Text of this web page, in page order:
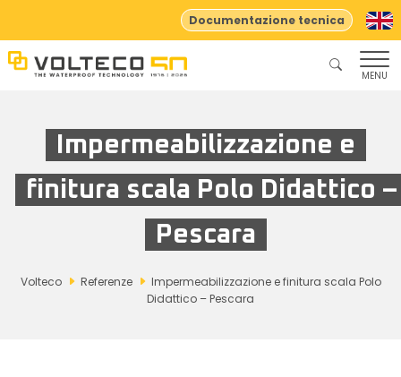
Documentazione tecnica
MENU
Impermeabilizzazione e
finitura scala Polo Didattico –
Pescara
Volteco Referenze
Impermeabilizzazione e finitura scala Polo
Didattico – Pescara